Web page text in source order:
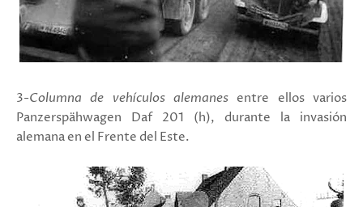
3-Columna de vehículos alemanes entre ellos varios
Panzerspähwagen Daf 201 (h), durante la invasión
alemana en el Frente del Este.